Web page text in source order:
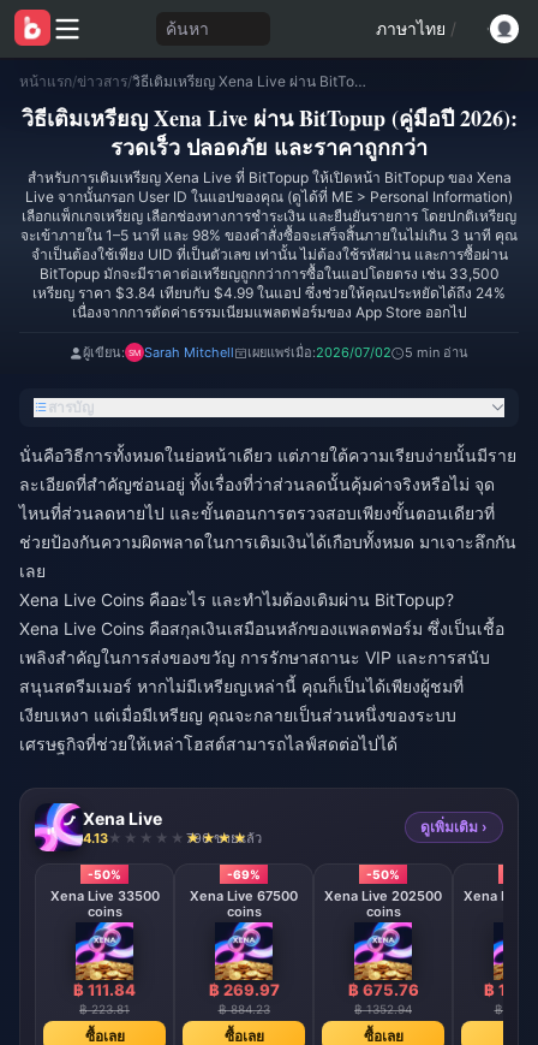
ค้นหา ภาษาไทย /
หน้าแรก/ข่าวสาร/ วิธีเติมเหรียญ Xena Live ผ่าน BitTopup (คู่มือปี 2026): รวดเร็ว ปลอดภัย และราคาถูกกว่า
วิธีเติมเหรียญ Xena Live ผ่าน BitTopup (คู่มือปี 2026):
รวดเร็ว ปลอดภัย และราคาถูกกว่า
สำหรับการเติมเหรียญ Xena Live ที่ BitTopup ให้เปิดหน้า BitTopup ของ Xena
Live จากนั้นกรอก User ID ในแอปของคุณ (ดูได้ที่ ME > Personal Information)
เลือกแพ็กเกจเหรียญ เลือกช่องทางการชำระเงิน และยืนยันรายการ โดยปกติเหรียญ
จะเข้าภายใน 1–5 นาที และ 98% ของคำสั่งซื้อจะเสร็จสิ้นภายในไม่เกิน 3 นาที คุณ
จำเป็นต้องใช้เพียง UID ที่เป็นตัวเลข เท่านั้น ไม่ต้องใช้รหัสผ่าน และการซื้อผ่าน
BitTopup มักจะมีราคาต่อเหรียญถูกกว่าการซื้อในแอปโดยตรง เช่น 33,500
เหรียญ ราคา $3.84 เทียบกับ $4.99 ในแอป ซึ่งช่วยให้คุณประหยัดได้ถึง 24%
เนื่องจากการตัดค่าธรรมเนียมแพลตฟอร์มของ App Store ออกไป
ผู้เขียน: Sarah Mitchell เผยแพร่เมื่อ:2026/07/02 5 min อ่าน
สารบัญ
นั่นคือวิธีการทั้งหมดในย่อหน้าเดียว แต่ภายใต้ความเรียบง่ายนั้นมีราย
ละเอียดที่สำคัญซ่อนอยู่ ทั้งเรื่องที่ว่าส่วนลดนั้นคุ้มค่าจริงหรือไม่ จุด
ไหนที่ส่วนลดหายไป และขั้นตอนการตรวจสอบเพียงขั้นตอนเดียวที่
ช่วยป้องกันความผิดพลาดในการเติมเงินได้เกือบทั้งหมด มาเจาะลึกกัน
เลย
Xena Live Coins คืออะไร และทำไมต้องเติมผ่าน BitTopup?
Xena Live Coins คือสกุลเงินเสมือนหลักของแพลตฟอร์ม ซึ่งเป็นเชื้อ
เพลิงสำคัญในการส่งของขวัญ การรักษาสถานะ VIP และการสนับ
สนุนสตรีมเมอร์ หากไม่มีเหรียญเหล่านี้ คุณก็เป็นได้เพียงผู้ชมที่
เงียบเหงา แต่เมื่อมีเหรียญ คุณจะกลายเป็นส่วนหนึ่งของระบบ
เศรษฐกิจที่ช่วยให้เหล่าโฮสต์สามารถไลฟ์สดต่อไปได้
Xena Live
4.13 796 ขายแล้ว
ดูเพิ่มเติม ›
-50%
Xena Live 33500
coins
฿ 111.84
฿ 223.81
ซื้อเลย
-69%
Xena Live 67500
coins
฿ 269.97
฿ 884.23
ซื้อเลย
-50%
Xena Live 202500
coins
฿ 675.76
฿ 1352.94
ซื้อเลย
Xena Live
฿
฿